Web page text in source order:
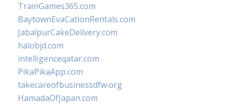
TrainGames365.com
BaytownEvaCationRentals.com
JabalpurCakeDelivery.com
halobjd.com
intelligenceqatar.com
PikaPikaApp.com
takecareofbusinessdfw.org
HamadaOfJapan.com